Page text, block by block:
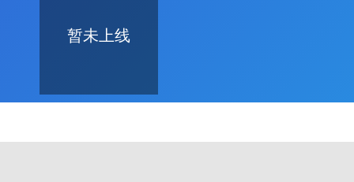
暂未上线